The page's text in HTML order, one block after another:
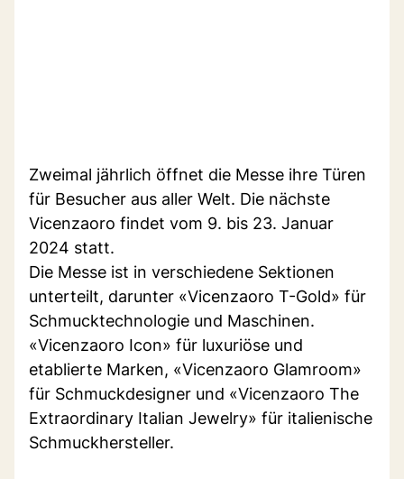
Zweimal jährlich öffnet die Messe ihre Türen
für Besucher aus aller Welt. Die nächste
Vicenzaoro findet vom 9. bis 23. Januar
2024 statt.
Die Messe ist in verschiedene Sektionen
unterteilt, darunter «Vicenzaoro T-Gold» für
Schmucktechnologie und Maschinen.
«Vicenzaoro Icon» für luxuriöse und
etablierte Marken, «Vicenzaoro Glamroom»
für Schmuckdesigner und «Vicenzaoro The
Extraordinary Italian Jewelry» für italienische
Schmuckhersteller.